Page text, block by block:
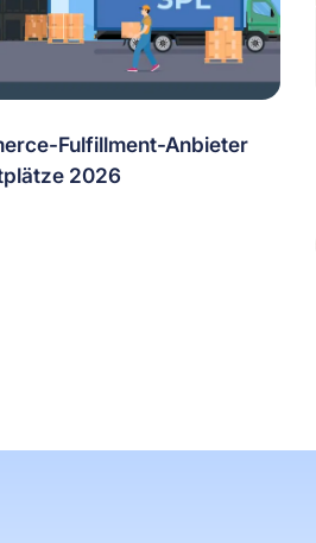
Fulfillment-Anbieter
2026